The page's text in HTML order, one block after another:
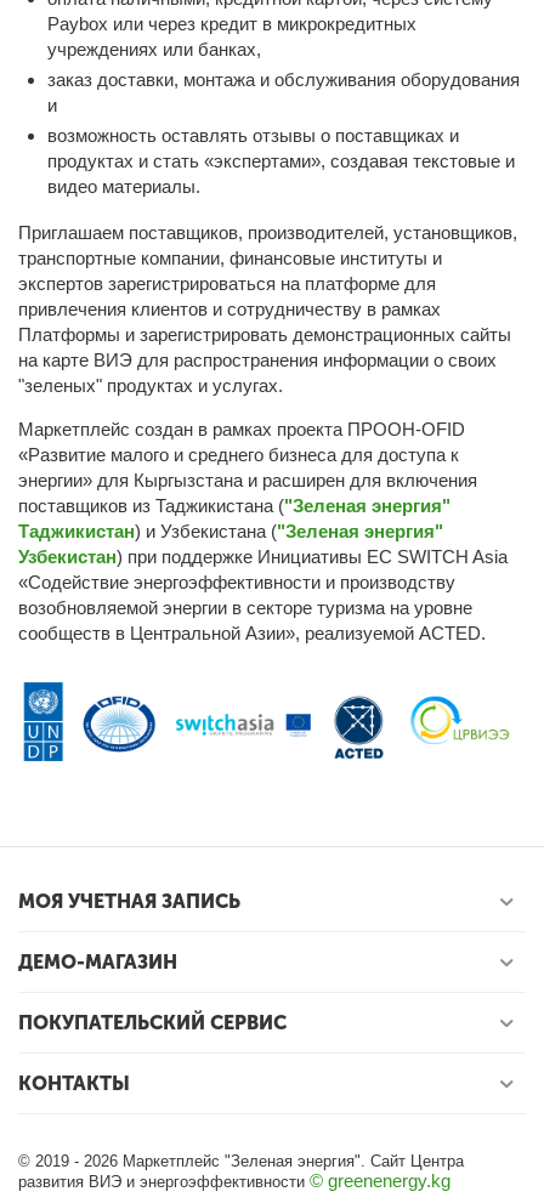
Paybox или через кредит в микрокредитных
учреждениях или банках,
заказ доставки, монтажа и обслуживания оборудования
и
возможность оставлять отзывы о поставщиках и
продуктах и ​​стать «экспертами», создавая текстовые и
видео материалы.
Приглашаем поставщиков, производителей, установщиков,
транспортные компании, финансовые институты и
экспертов зарегистрироваться на платформе для
привлечения клиентов и сотрудничеству в рамках
Платформы и ​​зарегистрировать демонстрационных сайты
на карте ВИЭ для распространения информации о своих
"зеленых" продуктах и услугах.
Маркетплейс создан в рамках проекта ПРООН-OFID
«Развитие малого и среднего бизнеса для доступа к
энергии» для Кыргызстана и расширен для включения
поставщиков из Таджикистана ("Зеленая энергия"
Таджикистан) и Узбекистана ("Зеленая энергия"
Узбекистан) при поддержке Инициативы ЕС SWITCH Asia
«Содействие энергоэффективности и производству
возобновляемой энергии в секторе туризма на уровне
сообществ в Центральной Азии», реализуемой ACTED.
МОЯ УЧЕТНАЯ ЗАПИСЬ
ДЕМО-МАГАЗИН
ПОКУПАТЕЛЬСКИЙ СЕРВИС
КОНТАКТЫ
© 2019 - 2026 Маркетплейс "Зеленая энергия". Сайт Центра
развития ВИЭ и энергоэффективности © greenenergy.kg